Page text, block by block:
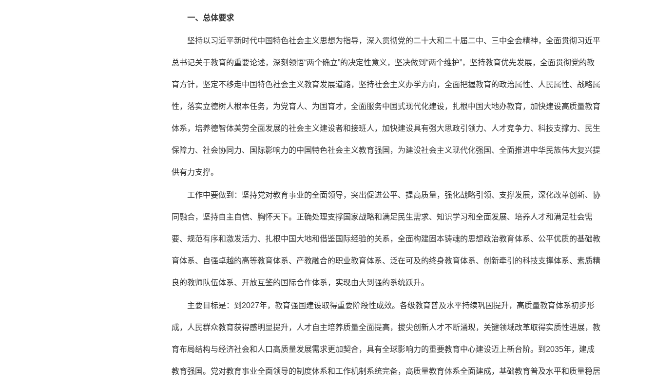
一、总体要求
坚持以习近平新时代中国特色社会主义思想为指导，深入贯彻党的二十大和二十届二中、三中全会精神，全面贯彻习近平
总书记关于教育的重要论述，深刻领悟“两个确立”的决定性意义，坚决做到“两个维护”，坚持教育优先发展，全面贯彻党的教
育方针，坚定不移走中国特色社会主义教育发展道路，坚持社会主义办学方向，全面把握教育的政治属性、人民属性、战略属
性，落实立德树人根本任务，为党育人、为国育才，全面服务中国式现代化建设，扎根中国大地办教育，加快建设高质量教育
体系，培养德智体美劳全面发展的社会主义建设者和接班人，加快建设具有强大思政引领力、人才竞争力、科技支撑力、民生
保障力、社会协同力、国际影响力的中国特色社会主义教育强国，为建设社会主义现代化强国、全面推进中华民族伟大复兴提
供有力支撑。
工作中要做到：坚持党对教育事业的全面领导，突出促进公平、提高质量，强化战略引领、支撑发展，深化改革创新、协
同融合，坚持自主自信、胸怀天下。正确处理支撑国家战略和满足民生需求、知识学习和全面发展、培养人才和满足社会需
要、规范有序和激发活力、扎根中国大地和借鉴国际经验的关系，全面构建固本铸魂的思想政治教育体系、公平优质的基础教
育体系、自强卓越的高等教育体系、产教融合的职业教育体系、泛在可及的终身教育体系、创新牵引的科技支撑体系、素质精
良的教师队伍体系、开放互鉴的国际合作体系，实现由大到强的系统跃升。
主要目标是：到2027年，教育强国建设取得重要阶段性成效。各级教育普及水平持续巩固提升，高质量教育体系初步形
成，人民群众教育获得感明显提升，人才自主培养质量全面提高，拔尖创新人才不断涌现，关键领域改革取得实质性进展，教
育布局结构与经济社会和人口高质量发展需求更加契合，具有全球影响力的重要教育中心建设迈上新台阶。到2035年，建成
教育强国。党对教育事业全面领导的制度体系和工作机制系统完备，高质量教育体系全面建成，基础教育普及水平和质量稳居